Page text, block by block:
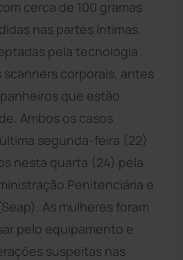
cerca de 100 gramas
nas partes íntimas.
pela tecnologia
scanners corporais, antes
que estão
Ambos os casos
segunda-feira (22)
nesta quarta (24) pela
Penitenciária e
As mulheres foram
pelo equipamento e
suspeitas nas